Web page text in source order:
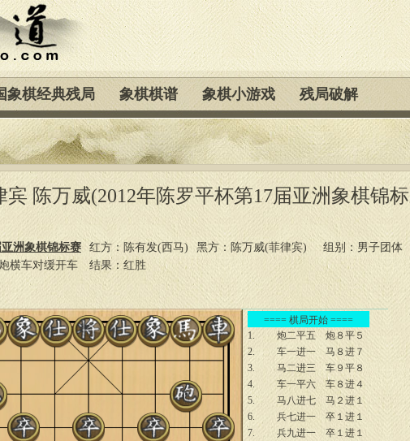
象棋经典残局 象棋棋谱 象棋小游戏 残局破解
陈万威(2012年陈罗平杯第17届亚洲象棋锦标
洲象棋锦标赛 红方：陈有发(西马) 黑方：陈万威(菲律宾)
组别：男子团体
横车对缓开车 结果：红胜
==== 棋局开始 ====
1.
炮二平五
炮８平５
2.
车一进一
马８进７
3.
马二进三
车９平８
4.
车一平六
车８进４
5.
马八进七
马２进１
6.
兵七进一
卒１进１
7.
兵九进一
卒１进１